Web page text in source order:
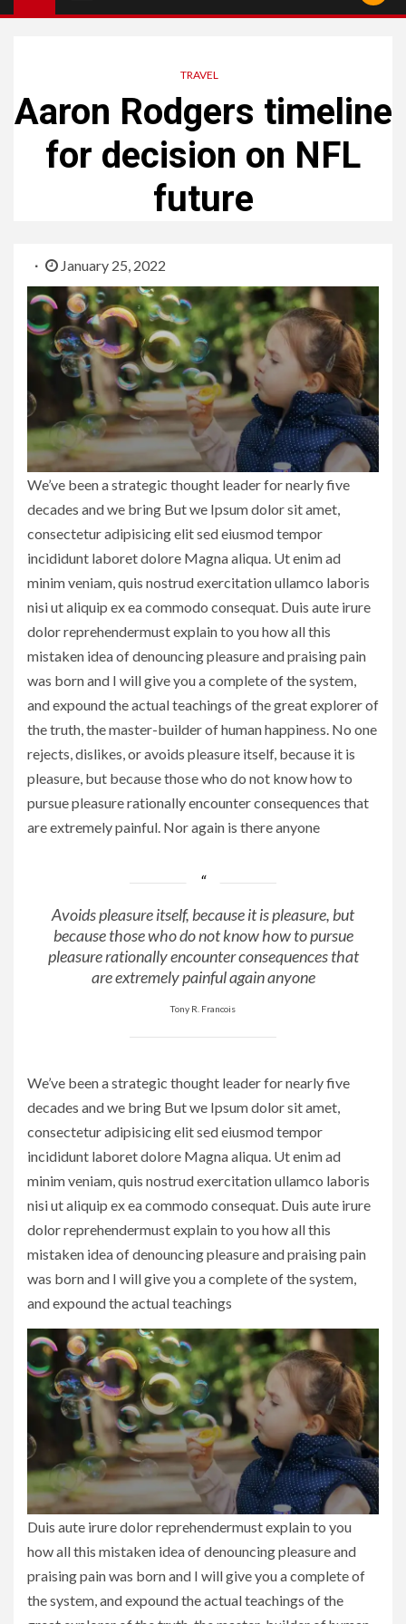
TRAVEL
Aaron Rodgers timeline
for decision on NFL
future
January 25, 2022
We’ve been a strategic thought leader for nearly five
decades and we bring But we Ipsum dolor sit amet,
consectetur adipisicing elit sed eiusmod tempor
incididunt laboret dolore Magna aliqua. Ut enim ad
minim veniam, quis nostrud exercitation ullamco laboris
nisi ut aliquip ex ea commodo consequat. Duis aute irure
dolor reprehendermust explain to you how all this
mistaken idea of denouncing pleasure and praising pain
was born and I will give you a complete of the system,
and expound the actual teachings of the great explorer of
the truth, the master-builder of human happiness. No one
rejects, dislikes, or avoids pleasure itself, because it is
pleasure, but because those who do not know how to
pursue pleasure rationally encounter consequences that
are extremely painful. Nor again is there anyone
Avoids pleasure itself, because it is pleasure, but
because those who do not know how to pursue
pleasure rationally encounter consequences that
are extremely painful again anyone
Tony R. Francois
We’ve been a strategic thought leader for nearly five
decades and we bring But we Ipsum dolor sit amet,
consectetur adipisicing elit sed eiusmod tempor
incididunt laboret dolore Magna aliqua. Ut enim ad
minim veniam, quis nostrud exercitation ullamco laboris
nisi ut aliquip ex ea commodo consequat. Duis aute irure
dolor reprehendermust explain to you how all this
mistaken idea of denouncing pleasure and praising pain
was born and I will give you a complete of the system,
and expound the actual teachings
Duis aute irure dolor reprehendermust explain to you
how all this mistaken idea of denouncing pleasure and
praising pain was born and I will give you a complete of
the system, and expound the actual teachings of the